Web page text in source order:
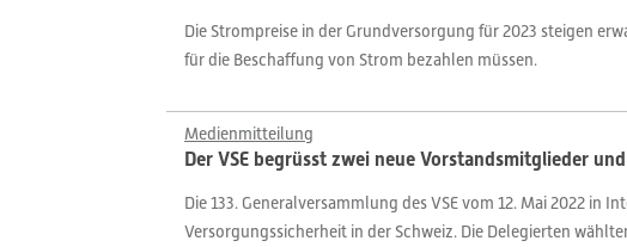
Die Strompreise in der Grundversorgung für 2023 steigen
für die Beschaffung von Strom bezahlen müssen.
Medienmitteilung
Der VSE begrüsst zwei neue Vorstandsmitglieder
Die 133. Generalversammlung des VSE vom 12. Mai 2022 in
Versorgungssicherheit in der Schweiz. Die Delegierten